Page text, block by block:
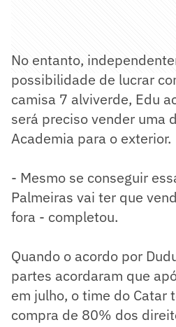
No entanto,
possibilidade de lucrar
camisa 7 alviverde, Edu
será preciso vender uma
Academia para o exterior.
- Mesmo se conseguir
Palmeiras vai ter que
fora - completou.
Quando o acordo por
partes acordaram que
em julho, o time do Catar
compra de 80% dos